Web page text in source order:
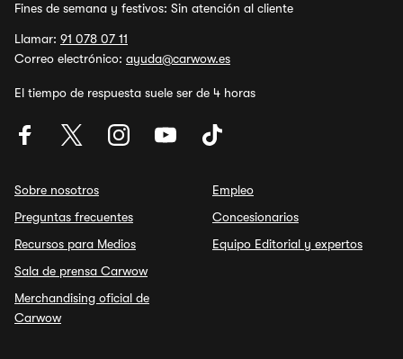
Fines de semana y festivos: Sin atención al cliente
Llamar: 91 078 07 11
Correo electrónico: ayuda@carwow.es
El tiempo de respuesta suele ser de 4 horas
Sobre nosotros
Preguntas frecuentes
Recursos para Medios
Sala de prensa Carwow
Merchandising oficial de
Carwow
Empleo
Concesionarios
Equipo Editorial y expertos